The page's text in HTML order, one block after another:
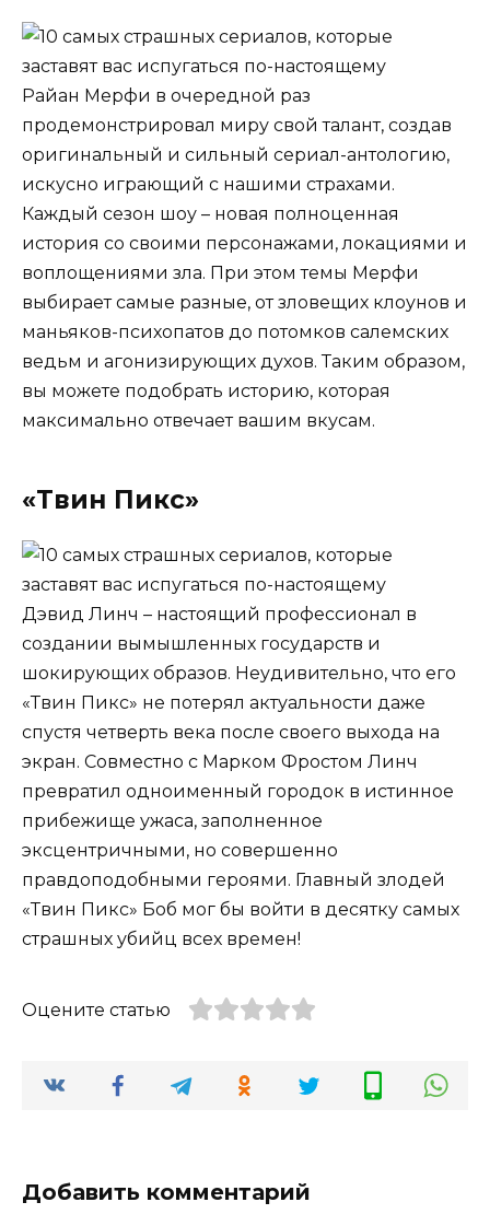
Райан Мерфи в очередной раз
продемонстрировал миру свой талант, создав
оригинальный и сильный сериал-антологию,
искусно играющий с нашими страхами.
Каждый сезон шоу – новая полноценная
история со своими персонажами, локациями и
воплощениями зла. При этом темы Мерфи
выбирает самые разные, от зловещих клоунов и
маньяков-психопатов до потомков салемских
ведьм и агонизирующих духов. Таким образом,
вы можете подобрать историю, которая
максимально отвечает вашим вкусам.
«Твин Пикс»
Дэвид Линч – настоящий профессионал в
создании вымышленных государств и
шокирующих образов. Неудивительно, что его
«Твин Пикс» не потерял актуальности даже
спустя четверть века после своего выхода на
экран. Совместно с Марком Фростом Линч
превратил одноименный городок в истинное
прибежище ужаса, заполненное
эксцентричными, но совершенно
правдоподобными героями. Главный злодей
«Твин Пикс» Боб мог бы войти в десятку самых
страшных убийц всех времен!
Оцените статью
Добавить комментарий